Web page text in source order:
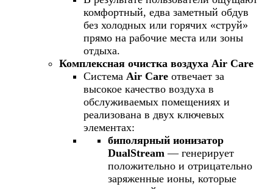
комфортный, едва заметный обдув
без холодных или горячих «струй»
прямо на рабочие места или зоны
отдыха.
Комплексная очистка воздуха Air Care
Система Air Care отвечает за
высокое качество воздуха в
обслуживаемых помещениях и
реализована в двух ключевых
элементах:
биполярный ионизатор
DualStream — генерирует
положительно и отрицательно
заряженные ионы, которые